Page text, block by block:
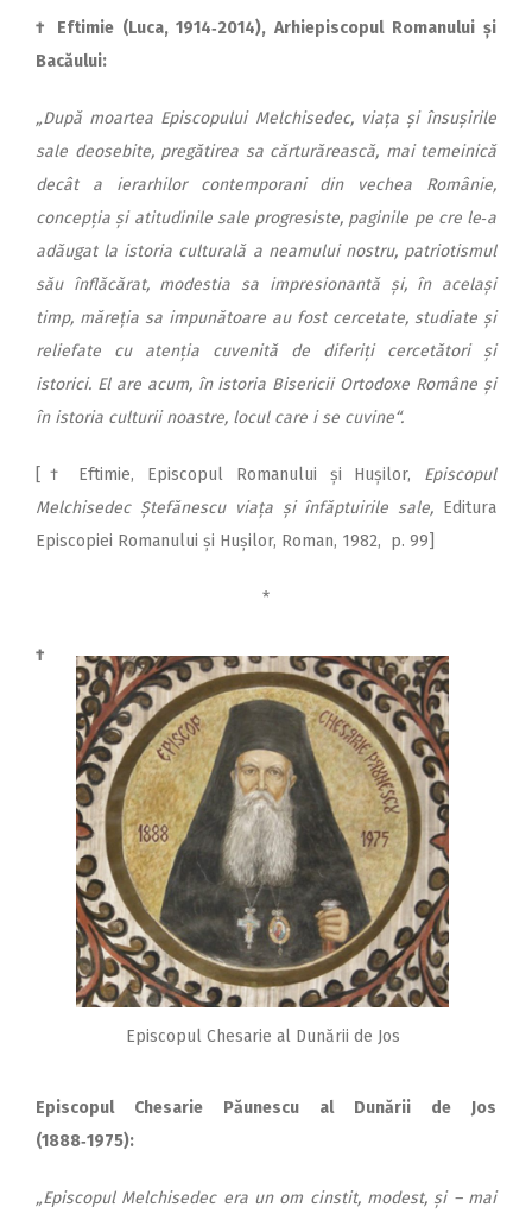
† Eftimie (Luca, 1914‑2014), Arhiepiscopul Romanului și
Bacăului:
„După moartea Episcopului Melchisedec, viața și însușirile
sale deosebite, pregătirea sa cărturărească, mai temeinică
decât a ierarhilor contemporani din vechea Românie,
concepția și atitudinile sale progresiste, paginile pe cre le‑a
adăugat la istoria culturală a neamului nostru, patriotismul
său înflăcărat, modestia sa impresionantă și, în același
timp, măreția sa impunătoare au fost cercetate, studiate și
reliefate cu atenția cuvenită de diferiți cercetători și
istorici. El are acum, în istoria Bisericii Ortodoxe Române și
în istoria culturii noastre, locul care i se cuvine“.
[† Eftimie, Episcopul Romanului și Hușilor, Episcopul
Melchisedec Ște­fănescu viața și înfăptuirile sale, Editura
Episcopiei Romanului și Hușilor, Roman, 1982, p. 99]
*
Episcopul Chesarie al Dunării de Jos
†
Episcopul Chesarie Pău­­­nes­cu al Dunării de Jos
(1888‑1975):
„Episcopul Melchisedec era un om cinstit, modest, și – mai